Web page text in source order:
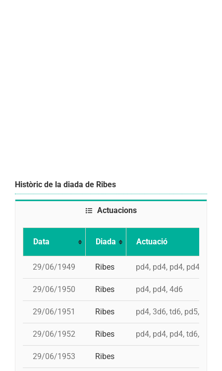
Històric de la diada de Ribes
Actuacions
Data Diada Actuació
29/06/1949 Ribes pd4, pd4, pd4, pd4, 4d6,
29/06/1950 Ribes pd4, pd4, 4d6
29/06/1951 Ribes pd4, 3d6, td6, pd5, 4d6
29/06/1952 Ribes pd4, pd4, pd4, td6, pd5,
29/06/1953 Ribes